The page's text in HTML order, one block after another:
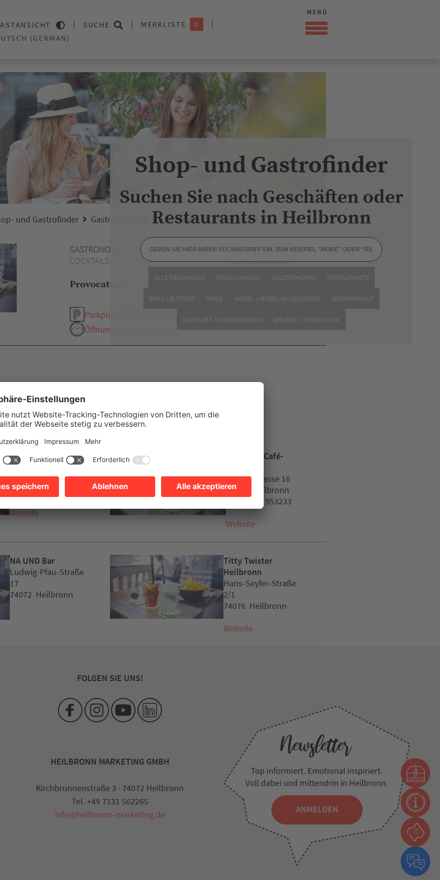
SUCHE MERKLISTE 0
Shop- und Gastrofinder
Suchen Sie nach Geschäften oder
Restaurants in Heilbronn
ALLE ERGEBNISSE EINZELHANDEL GASTRONOMIE RESTAURANTS
BARS / BISTROS MODE MÖBEL / MÖBEL-ACCESSOIRES WEINVERKAUF
CAFÉS MIT AUSSENBEREICH BRUNCH / FRÜHSTÜCK
und Gastrofinder Gastronomie Bars / Bistros Provocateur
GASTRONOMIE
BAR / CLUB /
COCKTAILS
Provocateur
Parkplätze
Öffnungszeiten anzeigen
Charlottenstraße 190
74074 Heilbronn
Empfehlungen
Brixx Club
Lichtenbergerstraße
17
74076 Heilbronn
Website
Marmaris Café-
Schellengasse 16
74072 Heilbronn
Tel. 01633 953233
Website
NA UND Bar
Ludwig-Pfau-Straße
17
74072 Heilbronn
Titty Twister
Heilbronn
Hans-Seyfer-Straße
2/1
74076 Heilbronn
Website
FOLGEN SIE UNS!
HEILBRONN MARKETING GMBH
Kirchbrunnenstraße 3 · 74072 Heilbronn
Tel. +49 7131 562265
info@heilbronn-marketing.de